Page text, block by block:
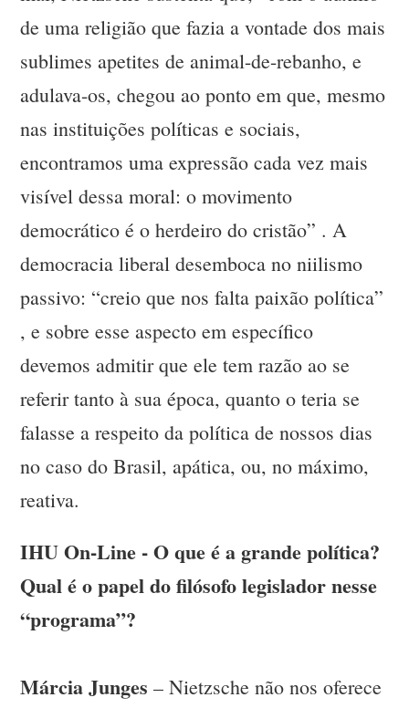
de uma religião que fazia a vontade dos mais
sublimes apetites de animal-de-rebanho, e
adulava-os, chegou ao ponto em que, mesmo
nas instituições políticas e sociais,
encontramos uma expressão cada vez mais
visível dessa moral: o movimento
democrático é o herdeiro do cristão” . A
democracia liberal desemboca no niilismo
passivo: “creio que nos falta paixão política”
, e sobre esse aspecto em específico
devemos admitir que ele tem razão ao se
referir tanto à sua época, quanto o teria se
falasse a respeito da política de nossos dias
no caso do Brasil, apática, ou, no máximo,
reativa.
IHU On-Line - O que é a grande política?
Qual é o papel do filósofo legislador nesse
“programa”?
Márcia Junges – Nietzsche não nos oferece